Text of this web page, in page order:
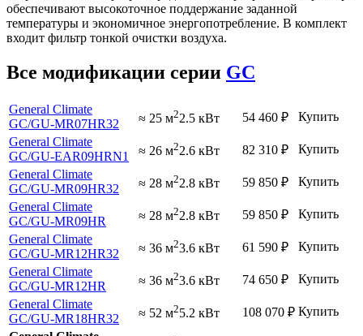
обеспечивают высокоточное поддержание заданной
температуры и экономичное энергопотребление. В комплект
входит фильтр тонкой очистки воздуха.
Все модификации серии GC
General Climate
GC/GU-MR07HR32 ≈ 25 м22.5 кВт 54 460 ₽
Купить
General Climate
GC/GU-EAR09HRN1 ≈ 26 м22.6 кВт 82 310 ₽
Купить
General Climate
GC/GU-MR09HR32 ≈ 28 м22.8 кВт 59 850 ₽
Купить
General Climate
GC/GU-MR09HR ≈ 28 м22.8 кВт 59 850 ₽
Купить
General Climate
GC/GU-MR12HR32 ≈ 36 м23.6 кВт 61 590 ₽
Купить
General Climate
GC/GU-MR12HR ≈ 36 м23.6 кВт 74 650 ₽
Купить
General Climate
GC/GU-MR18HR32 ≈ 52 м25.2 кВт 108 070 ₽ Купить